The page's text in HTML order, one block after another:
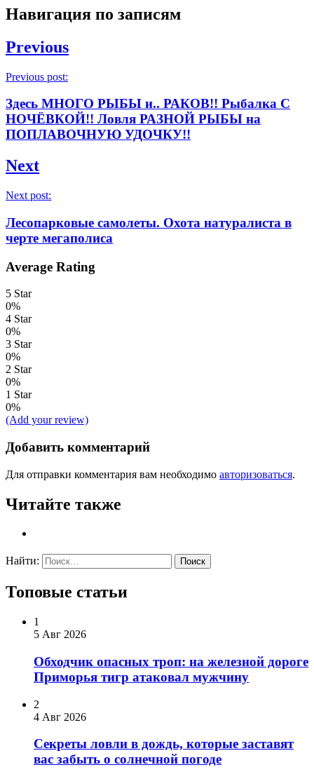
Навигация по записям
Previous
Previous post:
Здесь МНОГО РЫБЫ и.. РАКОВ!! Рыбалка С
НОЧЁВКОЙ!! Ловля РАЗНОЙ РЫБЫ на
ПОПЛАВОЧНУЮ УДОЧКУ!!
Next
Next post:
Лесопарковые самолеты. Охота натуралиста в
черте мегаполиса
Average Rating
5 Star
0%
4 Star
0%
3 Star
0%
2 Star
0%
1 Star
0%
(Add your review)
Добавить комментарий
Для отправки комментария вам необходимо авторизоваться.
Читайте также
Найти:
Топовые статьи
1
5 Авг 2026
Обходчик опасных троп: на железной дороге
Приморья тигр атаковал мужчину
2
4 Авг 2026
Секреты ловли в дождь, которые заставят
вас забыть о солнечной погоде